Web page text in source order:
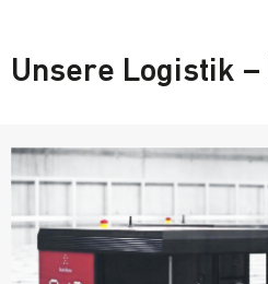
Unsere Logistik